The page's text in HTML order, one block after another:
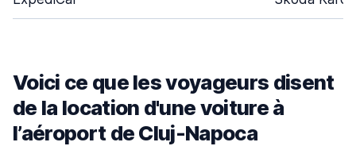
Voici ce que les voyageurs disent
de la location d'une voiture à
l’aéroport de Cluj-Napoca